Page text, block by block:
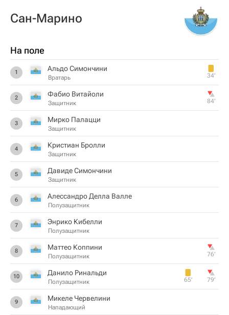
Сан-Марино
На поле
1 Альдо Симончини
Вратарь 34‎’‎
2 Фабио Витайоли
Защитник 84‎’‎
3 Мирко Палацци
Защитник
4 Кристиан Бролли
Защитник
5 Давиде Симончини
Защитник
6 Алессандро Делла Валле
Полузащитник
7 Энрико Кибелли
Полузащитник
8 Маттео Коппини
Полузащитник 76‎’‎
10 Данило Ринальди
Полузащитник 65‎’‎ 79‎’‎
9 Микеле Червелини
Нападающий